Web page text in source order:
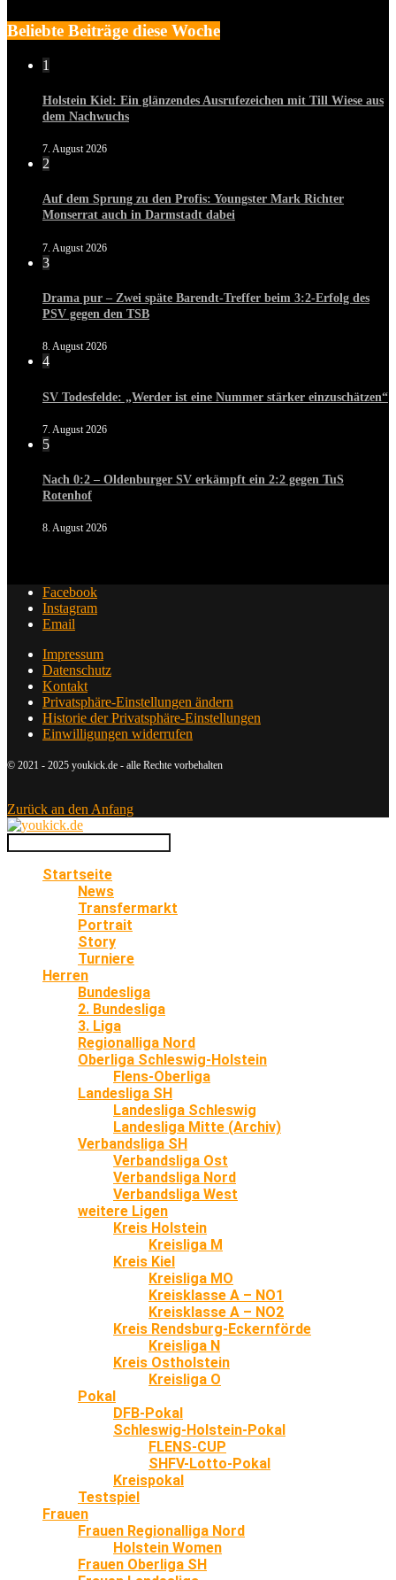
Beliebte Beiträge diese Woche
1
Holstein Kiel: Ein glänzendes Ausrufezeichen mit Till Wiese aus
dem Nachwuchs
7. August 2026
2
Auf dem Sprung zu den Profis: Youngster Mark Richter
Monserrat auch in Darmstadt dabei
7. August 2026
3
Drama pur – Zwei späte Barendt-Treffer beim 3:2-Erfolg des
PSV gegen den TSB
8. August 2026
4
SV Todesfelde: „Werder ist eine Nummer stärker einzuschätzen“
7. August 2026
5
Nach 0:2 – Oldenburger SV erkämpft ein 2:2 gegen TuS
Rotenhof
8. August 2026
Facebook
Instagram
Email
Impressum
Datenschutz
Kontakt
Privatsphäre-Einstellungen ändern
Historie der Privatsphäre-Einstellungen
Einwilligungen widerrufen
© 2021 - 2025 youkick.de - alle Rechte vorbehalten
Zurück an den Anfang
Startseite
News
Transfermarkt
Portrait
Story
Turniere
Herren
Bundesliga
2. Bundesliga
3. Liga
Regionalliga Nord
Oberliga Schleswig-Holstein
Flens-Oberliga
Landesliga SH
Landesliga Schleswig
Landesliga Mitte (Archiv)
Verbandsliga SH
Verbandsliga Ost
Verbandsliga Nord
Verbandsliga West
weitere Ligen
Kreis Holstein
Kreisliga M
Kreis Kiel
Kreisliga MO
Kreisklasse A – NO1
Kreisklasse A – NO2
Kreis Rendsburg-Eckernförde
Kreisliga N
Kreis Ostholstein
Kreisliga O
Pokal
DFB-Pokal
Schleswig-Holstein-Pokal
FLENS-CUP
SHFV-Lotto-Pokal
Kreispokal
Testspiel
Frauen
Frauen Regionalliga Nord
Holstein Women
Frauen Oberliga SH